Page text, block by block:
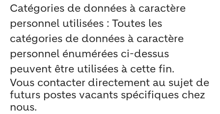
Catégories de données à caractère
personnel utilisées : Toutes les
catégories de données à caractère
personnel énumérées ci-dessus
peuvent être utilisées à cette fin.
Vous contacter directement au sujet de
futurs postes vacants spécifiques chez
nous.